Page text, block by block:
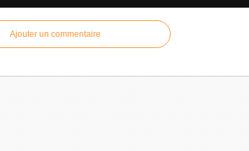
Ajouter un commentaire